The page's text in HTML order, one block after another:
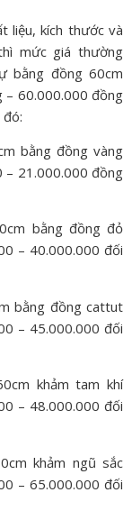
liệu, kích thước và
mức giá thường
bằng đồng 60cm
60.000.000 đồng
bằng đồng vàng
21.000.000 đồng
bằng đồng đỏ
– 40.000.000 đối
bằng đồng cattut
– 45.000.000 đối
khảm tam khí
– 48.000.000 đối
khảm ngũ sắc
– 65.000.000 đối